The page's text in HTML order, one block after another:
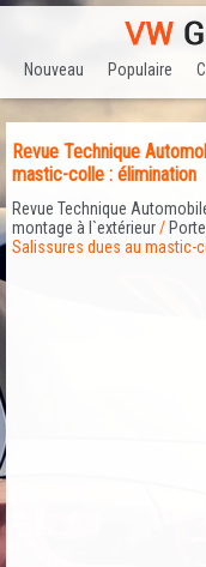
Nouveau Populaire
Revue Technique
mastic-colle : élimination
Revue Technique
montage à l`extérieur/
Salissures dues au mastic-